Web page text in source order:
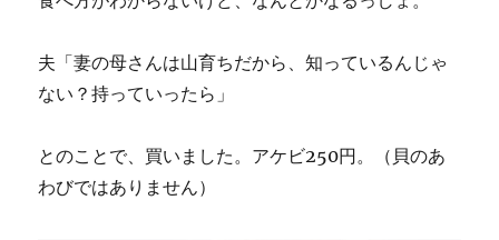
夫「妻の母さんは山育ちだから、知っているんじゃ
ない？持っていったら」
とのことで、買いました。アケビ250円。（貝のあ
わびではありません）